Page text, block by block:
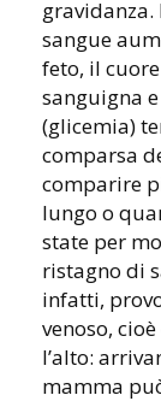
gravidanza.
sangue
feto, il
sanguigna
(glicemia)
comparsa
comparire
lungo o
state per
ristagno di
infatti,
venoso,
l’alto:
mamma